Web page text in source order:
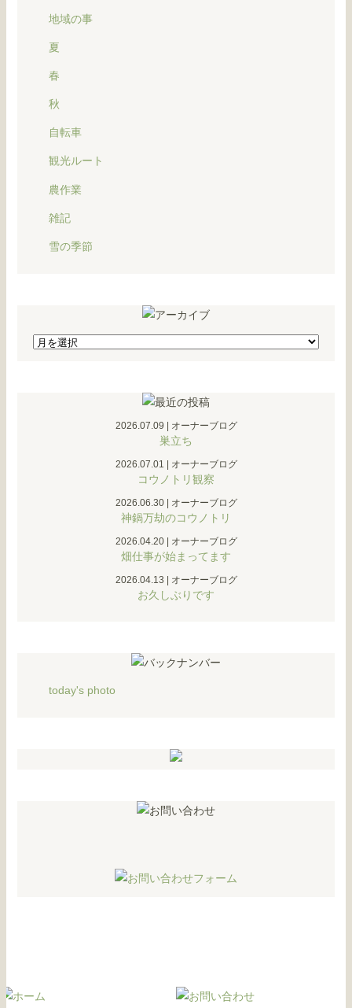
地域の事
夏
春
秋
自転車
観光ルート
農作業
雑記
雪の季節
2026.07.09 オーナーブログ
巣立ち
2026.07.01 オーナーブログ
コウノトリ観察
2026.06.30| オーナーブログ
神鍋万劫のコウノトリ
2026.04.20| オーナーブログ
畑仕事が始まってます
2026.04.13 オーナーブログ
お久しぶりです
today's photo